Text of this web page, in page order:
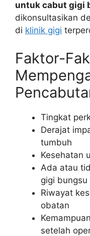
untuk cabut gigi
dikonsultasikan
di klinik gigi
Faktor-
Tingkat
Derajat
tumbuh
Kesehatan
Ada atau
gigi bungsu
Riwayat
obatan
setelah